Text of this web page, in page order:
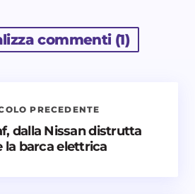
commenti (1)
vengono aggiunti nuovi
PRECEDENTE
dalla Nissan distrutta
la barca elettrica